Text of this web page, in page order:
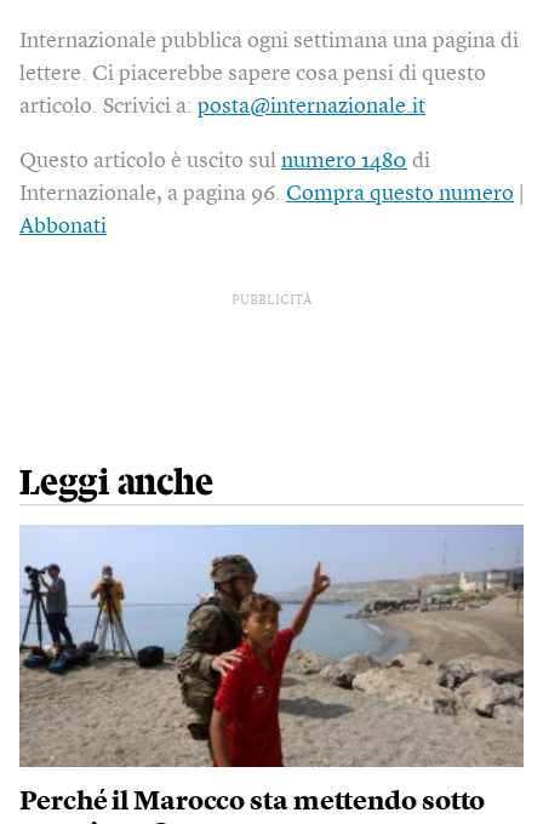
Internazionale pubblica ogni settimana una pagina di
lettere. Ci piacerebbe sapere cosa pensi di questo
articolo. Scrivici a: posta@internazionale.it
Questo articolo è uscito sul numero 1480 di
Internazionale, a pagina 96. Compra questo numero
Abbonati
PUBBLICITÀ
Leggi anche
Perché il Marocco sta mettendo sotto